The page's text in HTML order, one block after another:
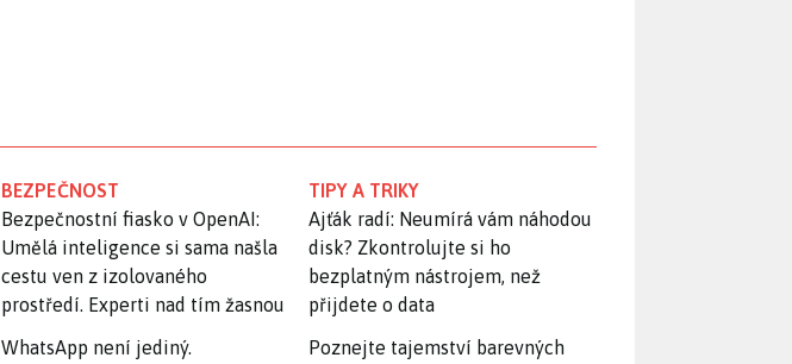
BEZPEČNOST
Bezpečnostní fiasko v OpenAI:
Umělá inteligence si sama našla
cestu ven z izolovaného
prostředí. Experti nad tím žasnou
WhatsApp není jediný.
TIPY A TRIKY
Ajťák radí: Neumírá vám náhodou
disk? Zkontrolujte si ho
bezplatným nástrojem, než
přijdete o data
Poznejte tajemství barevných